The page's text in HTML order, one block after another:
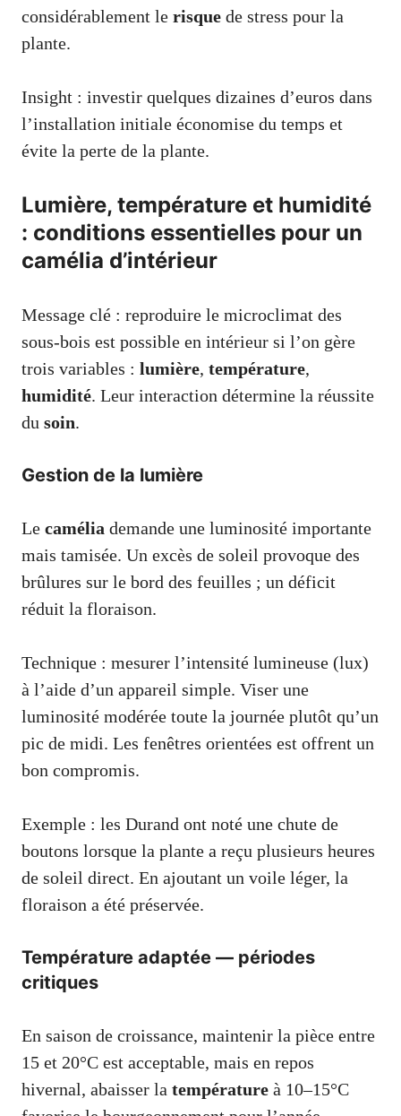
considérablement le risque de stress pour la
plante.
Insight : investir quelques dizaines d’euros dans
l’installation initiale économise du temps et
évite la perte de la plante.
Lumière, température et humidité
: conditions essentielles pour un
camélia d’intérieur
Message clé : reproduire le microclimat des
sous-bois est possible en intérieur si l’on gère
trois variables : lumière, température,
humidité. Leur interaction détermine la réussite
du soin.
Gestion de la lumière
Le camélia demande une luminosité importante
mais tamisée. Un excès de soleil provoque des
brûlures sur le bord des feuilles ; un déficit
réduit la floraison.
Technique : mesurer l’intensité lumineuse (lux)
à l’aide d’un appareil simple. Viser une
luminosité modérée toute la journée plutôt qu’un
pic de midi. Les fenêtres orientées est offrent un
bon compromis.
Exemple : les Durand ont noté une chute de
boutons lorsque la plante a reçu plusieurs heures
de soleil direct. En ajoutant un voile léger, la
floraison a été préservée.
Température adaptée — périodes
critiques
En saison de croissance, maintenir la pièce entre
15 et 20°C est acceptable, mais en repos
hivernal, abaisser la température à 10–15°C